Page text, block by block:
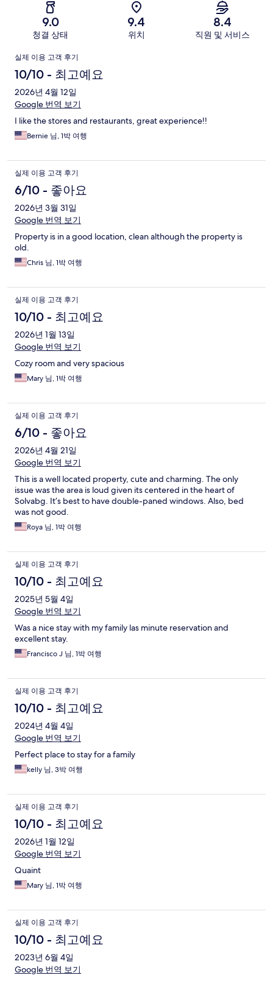
9.0
청결 상태
9.4
위치
8.4
직원 및 서비스
이
용
후
기
실제 이용 고객 후기
10/10 - 최고예요
2026년 4월 12일
Google 번역 보기
I like the stores and restaurants, great experience!!
Bernie 님, 1박 여행
실제 이용 고객 후기
6/10 - 좋아요
2026년 3월 31일
Google 번역 보기
Property is in a good location, clean although the property is
old.
Chris 님, 1박 여행
실제 이용 고객 후기
10/10 - 최고예요
2026년 1월 13일
Google 번역 보기
Cozy room and very spacious
Mary 님, 1박 여행
실제 이용 고객 후기
6/10 - 좋아요
2026년 4월 21일
Google 번역 보기
This is a well located property, cute and charming. The only
issue was the area is loud given its centered in the heart of
Solvabg. It’s best to have double-paned windows. Also, bed
was not good.
Roya 님, 1박 여행
실제 이용 고객 후기
10/10 - 최고예요
2025년 5월 4일
Google 번역 보기
Was a nice stay with my family las minute reservation and
excellent stay.
Francisco J 님, 1박 여행
실제 이용 고객 후기
10/10 - 최고예요
2024년 4월 4일
Google 번역 보기
Perfect place to stay for a family
kelly 님, 3박 여행
실제 이용 고객 후기
10/10 - 최고예요
2026년 1월 12일
Google 번역 보기
Quaint
Mary 님, 1박 여행
실제 이용 고객 후기
10/10 - 최고예요
2023년 6월 4일
Google 번역 보기